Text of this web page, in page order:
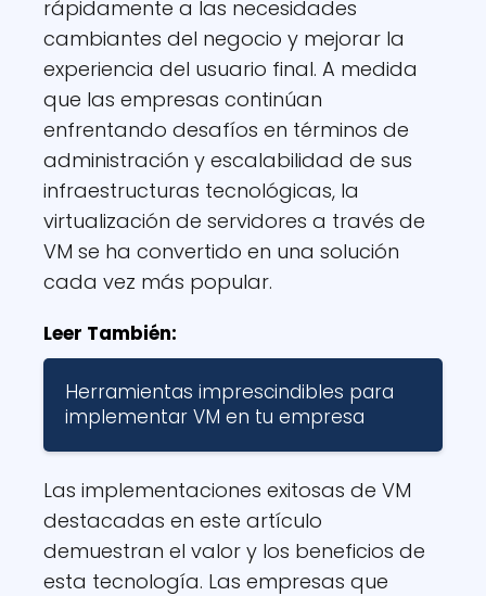
rápidamente a las necesidades
cambiantes del negocio y mejorar la
experiencia del usuario final. A medida
que las empresas continúan
enfrentando desafíos en términos de
administración y escalabilidad de sus
infraestructuras tecnológicas, la
virtualización de servidores a través de
VM se ha convertido en una solución
cada vez más popular.
Leer También:
Herramientas imprescindibles para
implementar VM en tu empresa
Las implementaciones exitosas de VM
destacadas en este artículo
demuestran el valor y los beneficios de
esta tecnología. Las empresas que